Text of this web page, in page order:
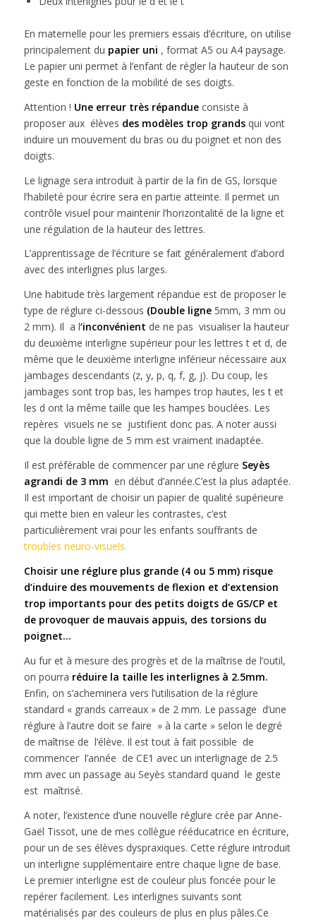
En maternelle pour les premiers essais d’écriture, on utilise
principalement du papier uni , format A5 ou A4 paysage.
Le papier uni permet à l’enfant de régler la hauteur de son
geste en fonction de la mobilité de ses doigts.
Attention ! Une erreur très répandueconsiste à
proposer aux élèves des modèles trop grandsqui vont
induire un mouvement du bras ou du poignet et non des
doigts.
Le lignage sera introduit à partir de la fin de GS, lorsque
l’habileté pour écrire sera en partie atteinte. Il permet un
contrôle visuel pour maintenir l’horizontalité de la ligne et
une régulation de la hauteur des lettres.
L’apprentissage de l’écriture se fait généralement d’abord
avec des interlignes plus larges.
Une habitude très largement répandue est de proposer le
type de réglure ci-dessous (Double ligne5mm, 3 mm ou
2 mm). Il a l‘inconvénient de ne pas visualiser la hauteur
du deuxième interligne supérieur pour les lettres t et d, de
même que le deuxième interligne inférieur nécessaire aux
jambages descendants (z, y, p, q, f, g, j). Du coup, les
jambages sont trop bas, les hampes trop hautes, les t et
les d ont la même taille que les hampes bouclées. Les
repères visuels ne se justifient donc pas. A noter aussi
que la double ligne de 5 mm est vraiment inadaptée.
Il est préférable de commencer par une réglure Seyès
agrandi de 3 mm en début d’année.C’est la plus adaptée.
Il est important de choisir un papier de qualité supérieure
qui mette bien en valeur les contrastes, c’est
particulièrement vrai pour les enfants souffrants de
troubles neuro-visuels.
Choisir une réglure plus grande (4 ou 5 mm) risque
d’induire des mouvements de flexion et d’extension
trop importants pour des petits doigts de GS/CP et
de provoquer de mauvais appuis, des torsions du
poignet…
Au fur et à mesure des progrès et de la maîtrise de l’outil,
on pourra réduire la taille les interlignes à 2.5mm.
Enfin, on s’acheminera vers l’utilisation de la réglure
standard « grands carreaux » de 2 mm. Le passage d’une
réglure à l’autre doit se faire » à la carte » selon le degré
de maîtrise de l’élève. Il est tout à fait possible de
commencer l’année de CE1 avec un interlignage de 2.5
mm avec un passage au Seyès standard quand le geste
est maîtrisé.
A noter, l’existence d’une nouvelle réglure crée par Anne-
Gaël Tissot, une de mes collègue rééducatrice en écriture,
pour un de ses élèves dyspraxiques. Cette réglure introduit
un interligne supplémentaire entre chaque ligne de base.
Le premier interligne est de couleur plus foncée pour le
repérer facilement. Les interlignes suivants sont
matérialisés par des couleurs de plus en plus pâles.Ce